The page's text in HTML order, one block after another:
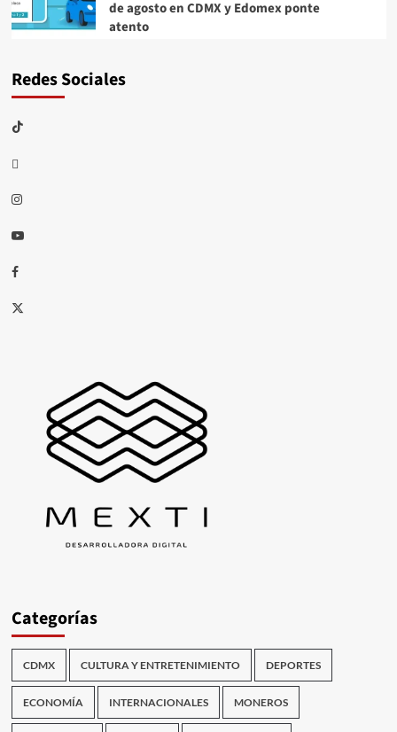
de agosto en CDMX y Edomex ponte
atento
Redes Sociales
TikTok
threads
Instagram
Youtube
Facebook
X
Categorías
CDMX CULTURA Y ENTRETENIMIENTO DEPORTES
ECONOMÍA INTERNACIONALES MONEROS